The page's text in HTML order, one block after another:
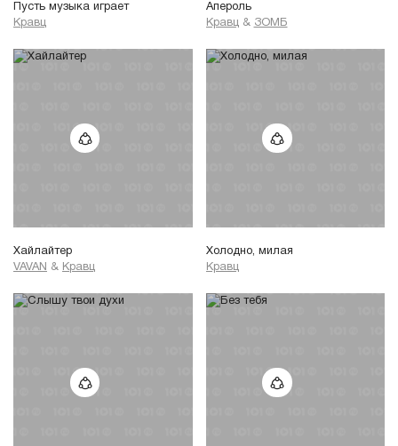
Пусть музыка играет
Кравц
Апероль
Кравц & ЗОМБ
Хайлайтер
VAVAN & Кравц
Холодно, милая
Кравц